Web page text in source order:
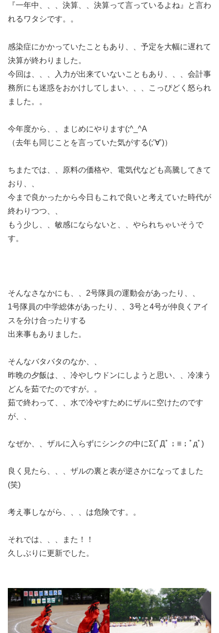
『一年中、、、決算、、決算って言っているよね』と言わ
れるワタシです。。
感染症にかかっていたこともあり、、予定を大幅に遅れて
決算が終わりました。
今回は、、、入力が出来ていないこともあり、、、会計事
務所にも迷惑をおかけしてしまい、、、こっぴどく怒られ
ました。。
今年度から、、まじめにやります(;^_^A
（去年も同じことを言っていた気がする(;’∀’)）
ちまたでは、、原料の価格や、電気代なども高騰してきて
おり、、
今まで良かったから今日もこれで良いと考えていた時代が
終わりつつ、、
もう少し、、敏感にならないと、、やられちゃいそうで
す。
そんなさなかにも、、2号隊員の運動会があったり、、
1号隊員の中学総体があったり、、3号と4号が仲良くアイ
スを分け合ったりする
出来事もありました。
そんなバタバタのなか、、
昨晩の夕飯は、、冷やしウドンにしようと思い、、冷凍う
どんを茹でたのですが。。
茹で終わって、、水で冷やすためにザルに空けたのです
が、、
なぜか、、ザルに入らずにシンクの中にΣ(ﾟДﾟ；≡；ﾟдﾟ)
良く見たら、、、ザルの裏と表が逆さかになってました
(笑)
考え事しながら、、、は危険です。。
それでは、、、また！！
久しぶりに更新でした。